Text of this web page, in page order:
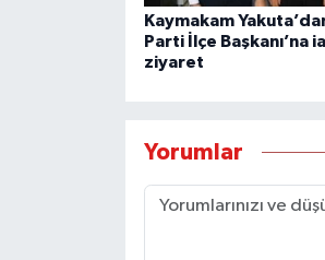
Kaymakam
Parti İlçe Başkanı’na
ziyaret
Yorumlar